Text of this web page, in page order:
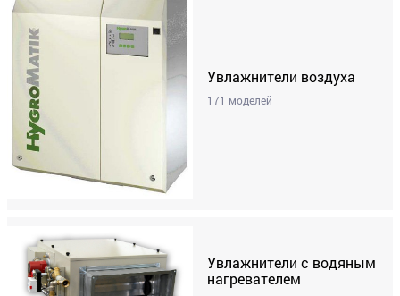
Увлажнители воздуха
171 моделей
Увлажнители с водяным
нагревателем